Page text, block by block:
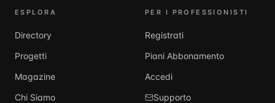
ESPLORA
Directory
Progetti
Magazine
Chi Siamo
PER I PROFESSIONISTI
Registrati
Piani Abbonamento
Accedi
Supporto